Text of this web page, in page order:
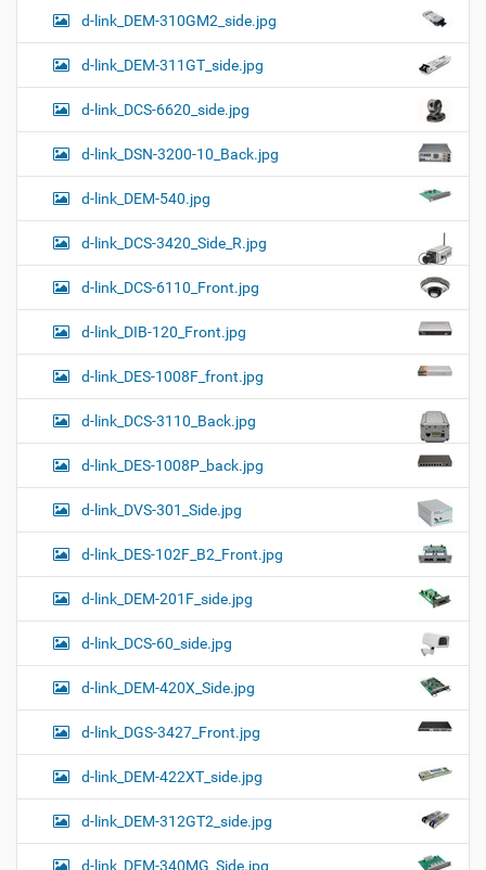
d-link_DEM-310GM2_side.jpg
d-link_DEM-311GT_side.jpg
d-link_DCS-6620_side.jpg
d-link_DSN-3200-10_Back.jpg
d-link_DEM-540.jpg
d-link_DCS-3420_Side_R.jpg
d-link_DCS-6110_Front.jpg
d-link_DIB-120_Front.jpg
d-link_DES-1008F_front.jpg
d-link_DCS-3110_Back.jpg
d-link_DES-1008P_back.jpg
d-link_DVS-301_Side.jpg
d-link_DES-102F_B2_Front.jpg
d-link_DEM-201F_side.jpg
d-link_DCS-60_side.jpg
d-link_DEM-420X_Side.jpg
d-link_DGS-3427_Front.jpg
d-link_DEM-422XT_side.jpg
d-link_DEM-312GT2_side.jpg
d-link_DEM-340MG_Side.jpg